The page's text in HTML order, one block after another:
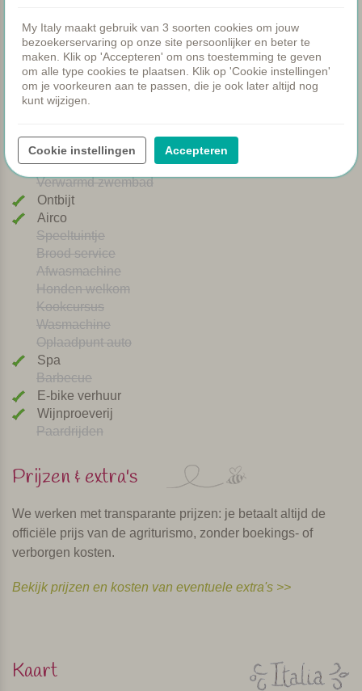
Appartementen
Zwembad
Restaurant
Kamers
Gezamenlijke diners
WIFI
Verwarmd zwembad
Ontbijt
Airco
Speeltuintje
Brood service
Afwasmachine
Honden welkom
Kookcursus
Wasmachine
Oplaadpunt auto
Spa
Barbecue
E-bike verhuur
Wijnproeverij
Paardrijden
Prijzen & extra's
We werken met transparante prijzen: je betaalt altijd de
officiële prijs van de agriturismo, zonder boekings- of
verborgen kosten.
Bekijk prijzen en kosten van eventuele extra's >>
Kaart
My Italy maakt gebruik van 3 soorten cookies om jouw
bezoekerservaring op onze site persoonlijker en beter te
maken. Klik op 'Accepteren' om ons toestemming te geven
om alle type cookies te plaatsen. Klik op 'Cookie instellingen'
om je voorkeuren aan te passen, die je ook later altijd nog
kunt wijzigen.
Cookie instellingen Accepteren